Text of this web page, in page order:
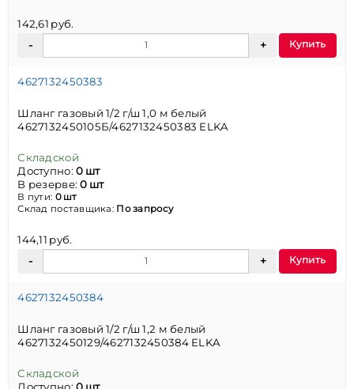
142,61 руб.
Купить
4627132450383
Шланг газовый 1/2 г/ш 1,0 м белый
4627132450105Б/4627132450383 ELKA
Складской
Доступно:0 шт
В резерве:0 шт
В пути: 0 шт
Склад поставщика: По запросу
144,11 руб.
Купить
4627132450384
Шланг газовый 1/2 г/ш 1,2 м белый
4627132450129/4627132450384 ELKA
Складской